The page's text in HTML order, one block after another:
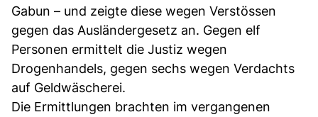
Gabun – und zeigte diese wegen Verstössen
gegen das Ausländergesetz an. Gegen elf
Personen ermittelt die Justiz wegen
Drogenhandels, gegen sechs wegen Verdachts
auf Geldwäscherei.
Die Ermittlungen brachten im vergangenen